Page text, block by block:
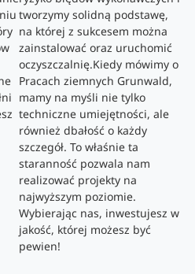
tworzymy solidną podstawę,
na której z sukcesem można
zainstalować oraz uruchomić
oczyszczalnię.Kiedy mówimy o
Pracach ziemnych Grunwald,
mamy na myśli nie tylko
techniczne umiejętności, ale
również dbałość o każdy
szczegół. To właśnie ta
staranność pozwala nam
realizować projekty na
najwyższym poziomie.
Wybierając nas, inwestujesz w
jakość, której możesz być
pewien!